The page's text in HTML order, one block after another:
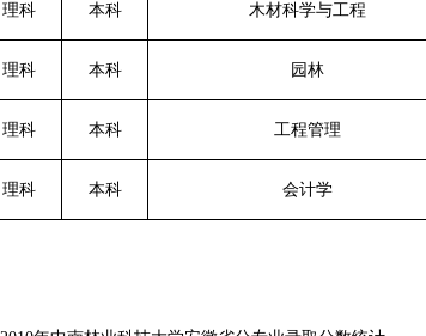
理科 本科 木材科学与工程
理科 本科 园林
理科 本科 工程管理
理科 本科 会计学